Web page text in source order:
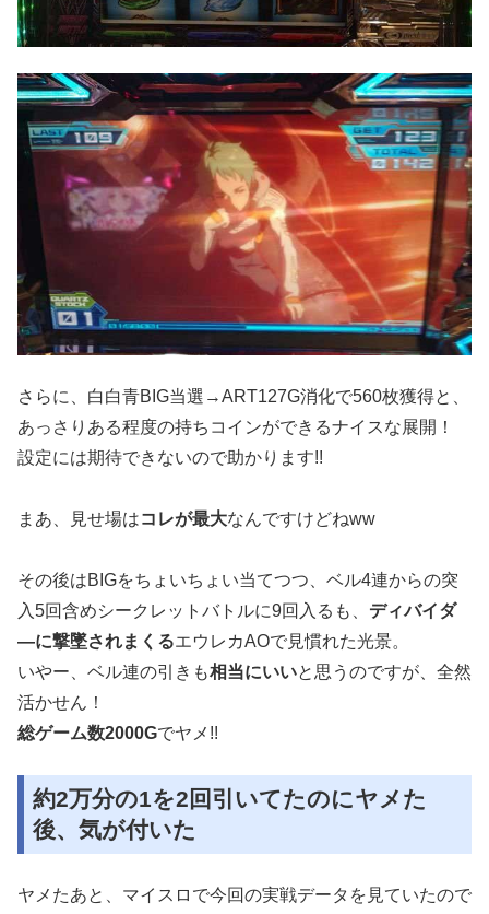
さらに、白白青BIG当選→ART127G消化で560枚獲得と、
あっさりある程度の持ちコインができるナイスな展開！
設定には期待できないので助かります!!
まあ、見せ場はコレが最大なんですけどねww
その後はBIGをちょいちょい当てつつ、ベル4連からの突
入5回含めシークレットバトルに9回入るも、 ディバイダ
―に撃墜されまくるエウレカAOで見慣れた光景。
いやー、ベル連の引きも相当にいいと思うのですが、全然
活かせん！
総ゲーム数2000Gでヤメ!!
約2万分の1を2回引いてたのにヤメた
後、気が付いた
ヤメたあと、マイスロで今回の実戦データを見ていたので